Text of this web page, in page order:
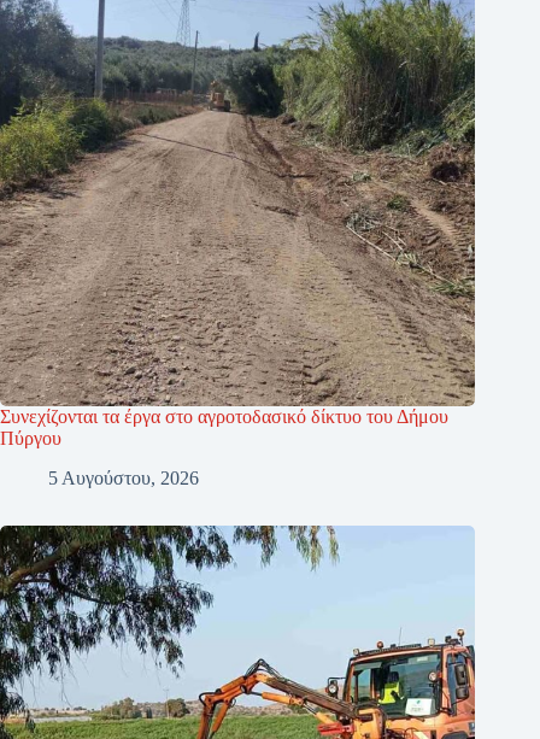
Συνεχίζονται τα έργα στο αγροτοδασικό δίκτυο του Δήμου
Πύργου
5 Αυγούστου, 2026